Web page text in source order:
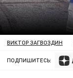
ВИКТОР ЗАГВОЗДИН
ПОДПИШИТЕСЬ: